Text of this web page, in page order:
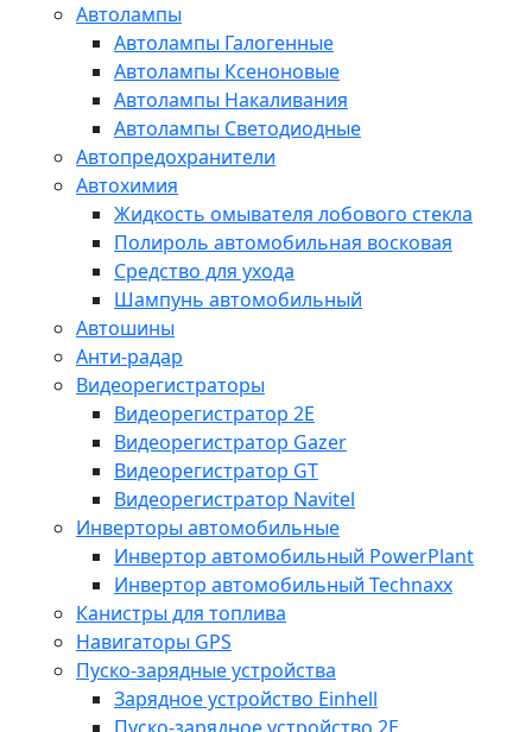
Автолампы
Автолампы Галогенные
Автолампы Ксеноновые
Автолампы Накаливания
Автолампы Светодиодные
Автопредохранители
Автохимия
Жидкость омывателя лобового стекла
Полироль автомобильная восковая
Средство для ухода
Шампунь автомобильный
Автошины
Анти-радар
Видеорегистраторы
Видеорегистратор 2E
Видеорегистратор Gazer
Видеорегистратор GT
Видеорегистратор Navitel
Инверторы автомобильные
Инвертор автомобильный PowerPlant
Инвертор автомобильный Technaxx
Канистры для топлива
Навигаторы GPS
Пуско-зарядные устройства
Зарядное устройство Einhell